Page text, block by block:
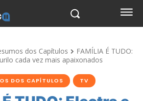
dos Capítulos
FAMÍLIA É TUDO:
cada vez mais apaixonados
DOS CAPÍTULOS TV